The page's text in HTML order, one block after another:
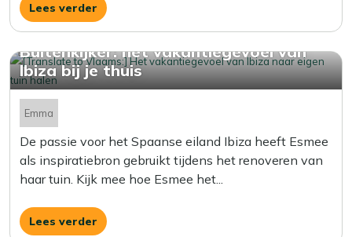
Lees verder
Buitenkijker: het vakantiegevoel van
Ibiza bij je thuis
Emma
De passie voor het Spaanse eiland Ibiza heeft Esmee
als inspiratiebron gebruikt tijdens het renoveren van
haar tuin. Kijk mee hoe Esmee het...
Lees verder